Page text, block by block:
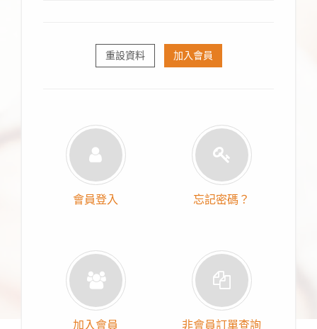
重設資料 加入會員
會員登入 忘記密碼？
加入會員 非會員訂單查詢